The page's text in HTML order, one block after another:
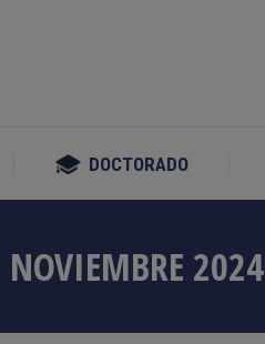
DOCTORADO
NOVIEMBRE 2024